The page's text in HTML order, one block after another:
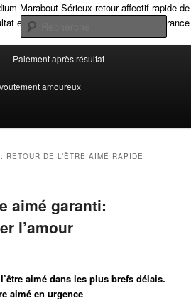
Voyant Medium
retour affectif
aimé paiement après
à Paris
Africain Spécialiste en Retour Affectif avec
d’une voyance sérieuse et fiable en ligne,
France. Obtenez des résultats concrets et
après avoir vu l'efficacité de mes rituels
Voyant Médium Expert en Retour Affectif
et puissante, Grâce à mes rituels éprouvés, je
Paiement après résultat
amoureux
RETOUR DE L’ÊTRE AIMÉ RAPIDE
aimé garanti:
l’amour
aimé dans les plus brefs délais.
aimé en urgence